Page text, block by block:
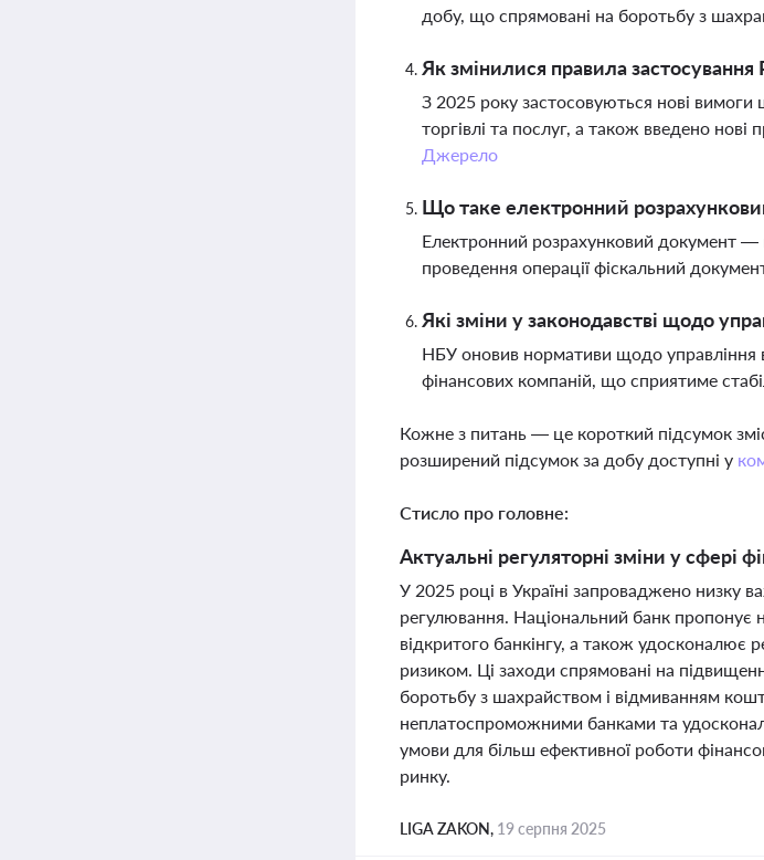
добу, що спрямовані на боротьбу з
Як змінилися правила
З 2025 року застосовуються нові вимоги
торгівлі та послуг, а також введено
Джерело
Що таке електронний
Електронний розрахунковий документ
проведення операції фіскальний
Які зміни у законодавстві щодо
НБУ оновив нормативи щодо управління
фінансових компаній, що сприятиме
Кожне з питань — це короткий підсумок
розширений підсумок за добу доступні у
Стисло про головне:
Актуальні регуляторні зміни у сфері
У 2025 році в Україні запроваджено низку
регулювання. Національний банк пропонує
відкритого банкінгу, а також
ризиком. Ці заходи спрямовані на
боротьбу з шахрайством і відмиванням
неплатоспроможними банками та
умови для більш ефективної роботи
ринку.
LIGA ZAKON, 19 серпня 2025